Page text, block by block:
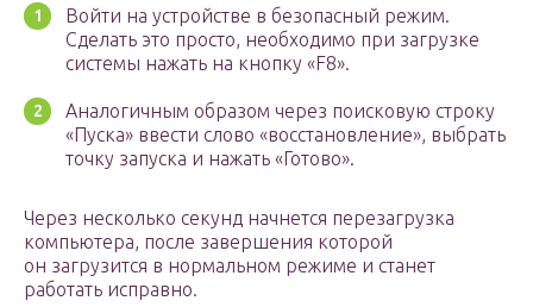
Войти на устройстве в безопасный режим.
Сделать это просто, необходимо при загрузке
системы нажать на кнопку «F8».
Аналогичным образом через поисковую строку
«Пуска» ввести слово «восстановление», выбрать
точку запуска и нажать «Готово».
Через несколько секунд начнется перезагрузка
компьютера, после завершения которой
он загрузится в нормальном режиме и станет
работать исправно.